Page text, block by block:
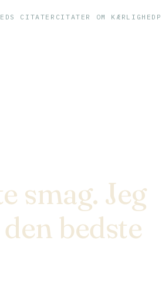
CITATER CITATER OM KÆRLIGHED
smag. Jeg
bedste